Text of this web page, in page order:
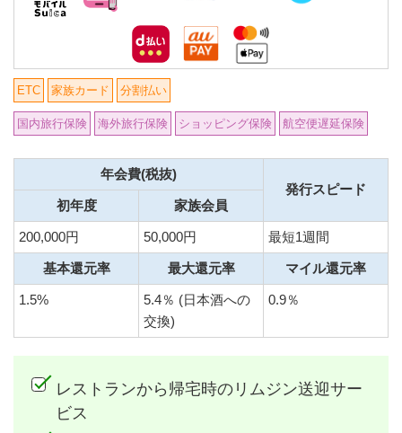
ETC 家族カード 分割払い
国内旅行保険 海外旅行保険 ショッピング保険 航空便遅延保険
年会費(税抜)
発行スピード
初年度
家族会員
200,000円 50,000円 最短1週間
基本還元率 最大還元率 マイル還元率
1.5%
5.4％ (日本酒への
交換)
0.9％
レストランから帰宅時のリムジン送迎サー
ビス